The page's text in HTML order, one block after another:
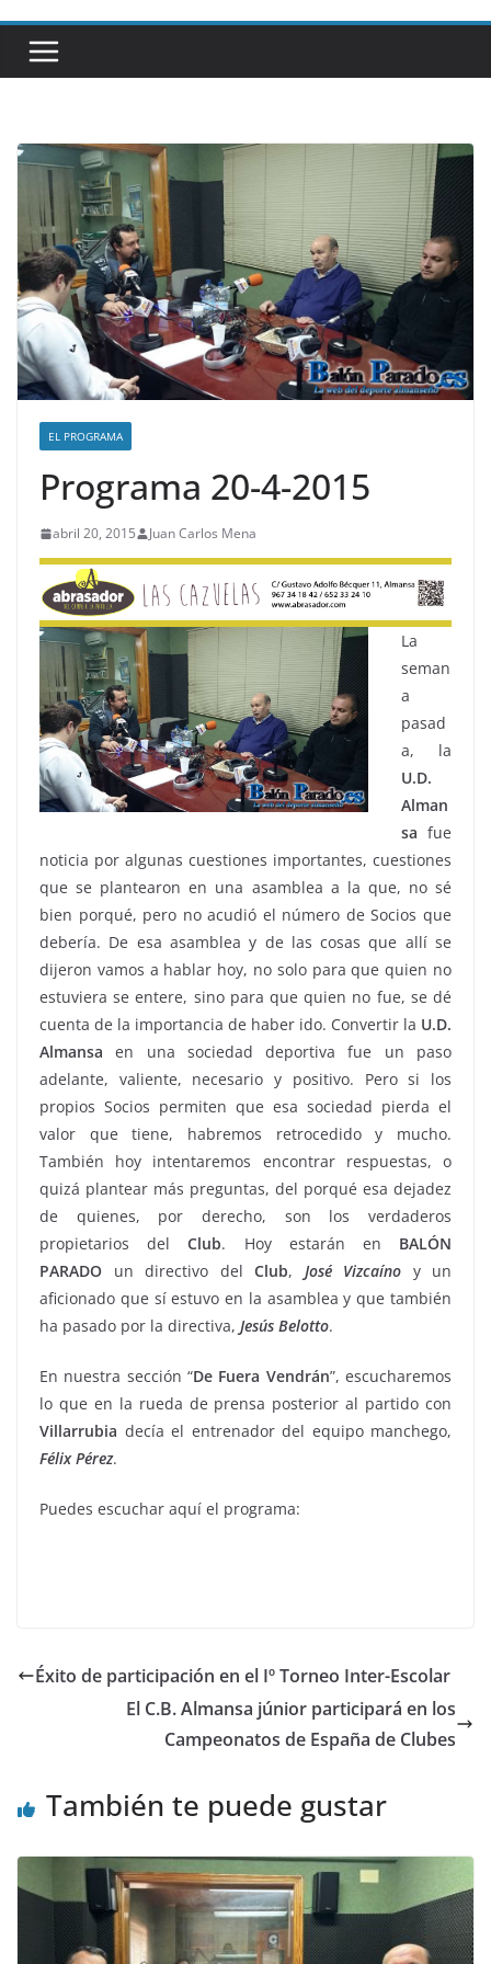
EL PROGRAMA
Programa 20-4-2015
abril 20, 2015 Juan Carlos Mena
La
seman
a
pasad
a, la
U.D.
Alman
sa fue
noticia por algunas cuestiones importantes, cuestiones
que se plantearon en una asamblea a la que, no sé
bien porqué, pero no acudió el número de Socios que
debería. De esa asamblea y de las cosas que allí se
dijeron vamos a hablar hoy, no solo para que quien no
estuviera se entere, sino para que quien no fue, se dé
cuenta de la importancia de haber ido. Convertir la U.D.
Almansa en una sociedad deportiva fue un paso
adelante, valiente, necesario y positivo. Pero si los
propios Socios permiten que esa sociedad pierda el
valor que tiene, habremos retrocedido y mucho.
También hoy intentaremos encontrar respuestas, o
quizá plantear más preguntas, del porqué esa dejadez
de quienes, por derecho, son los verdaderos
propietarios delClub. Hoy estarán en BALÓN
PARADO un directivo del Club, José Vizcaíno y un
aficionado que sí estuvo en la asamblea y que también
ha pasado por la directiva, Jesús Belotto.
En nuestra sección “De Fuera Vendrán”, escucharemos
lo que en la rueda de prensa posterior al partido con
Villarrubia decía el entrenador del equipo manchego,
Félix Pérez.
Puedes escuchar aquí el programa:
Éxito de participación en el Iº Torneo Inter-Escolar
El C.B. Almansa júnior participará en los
Campeonatos de España de Clubes
También te puede gustar